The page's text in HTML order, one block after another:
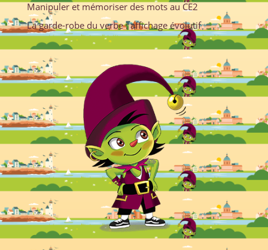
Manipuler et mémoriser des mots au CE2
La garde-robe du verbe : affichage évolutif